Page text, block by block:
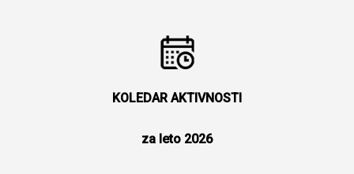
KOLEDAR AKTIVNOSTI
za leto 2026